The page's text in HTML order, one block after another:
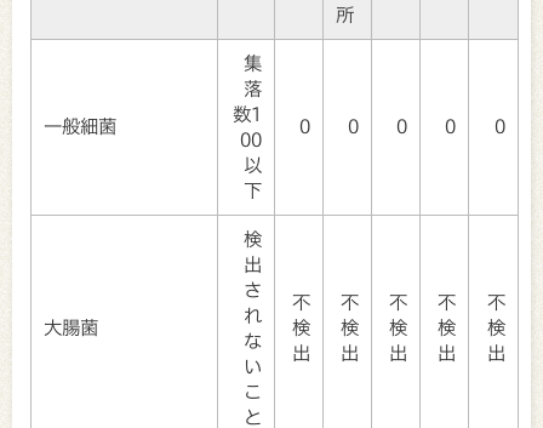
所
一般細菌
集
落
数1
00
以
下
0 0 0 0 0
大腸菌
検
出
さ
れ
な
い
こ
と
不
検
出
不
検
出
不
検
出
不
検
出
不
検
出